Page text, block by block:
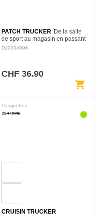
PATCH TRUCKER De la salle
de sport au magasin en passant
par le barbecue entre amis, la
D10004096
CHF 36.90
shopping_cart
Casquettes
CRUISIN TRUCKER